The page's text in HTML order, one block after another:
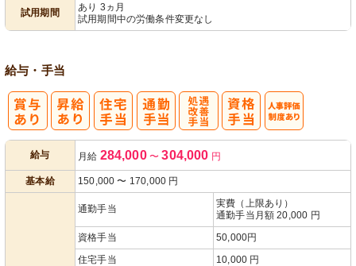
試用期間
あり 3ヵ月
試用期間中の労働条件変更なし
給与・手当
給与 月給 284,000 〜 304,000 円
基本給 150,000 〜 170,000 円
通勤手当
実費（上限あり）
通勤手当月額 20,000 円
資格手当
50,000円
住宅手当
10,000 円